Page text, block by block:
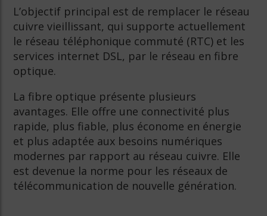
L’objectif principal est de remplacer le réseau
cuivre vieillissant, qui supporte actuellement
le réseau téléphonique commuté (RTC) et les
services internet DSL, par le réseau en fibre
optique.
La fibre optique présente plusieurs
avantages. Elle offre une connectivité plus
rapide, plus fiable, plus économe en énergie
et plus adaptée aux besoins numériques
modernes par rapport au réseau cuivre. Elle
est devenue la norme pour les réseaux de
télécommunication de nouvelle génération.